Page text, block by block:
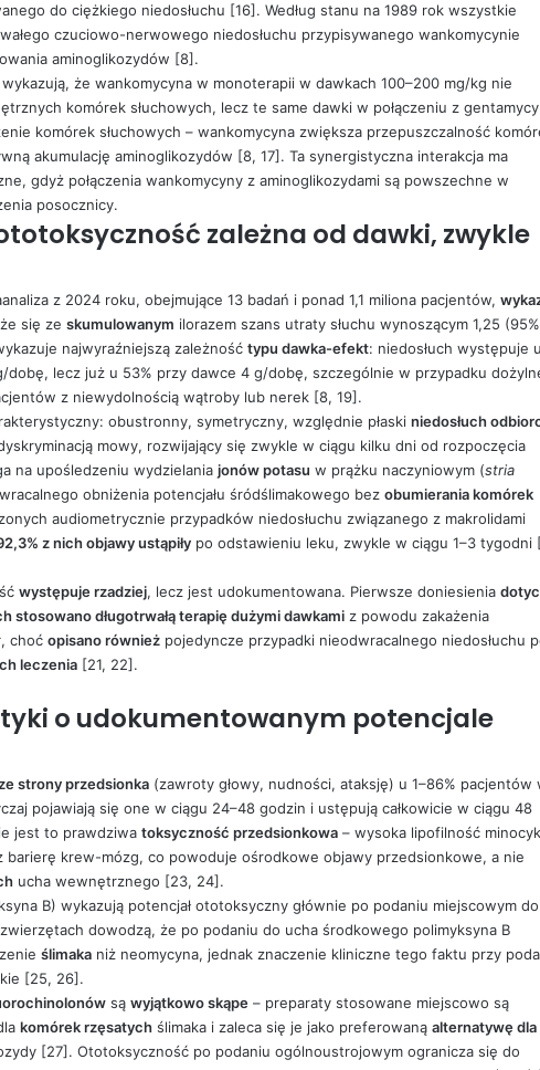
do ciężkiego niedosłuchu [16]. Według stanu na 1989 rok wszystkie
czuciowo-nerwowego niedosłuchu przypisywanego wankomycynie
aminoglikozydów [8].
że wankomycyna w monoterapii w dawkach 100–200 mg/kg nie
komórek słuchowych, lecz te same dawki w połączeniu z
komórek słuchowych – wankomycyna zwiększa przepuszczalność
akumulację aminoglikozydów [8, 17]. Ta synergistyczna interakcja ma
gdyż połączenia wankomycyny z aminoglikozydami są powszechne w
posocznicy.
zależna od dawki, zwykle
z 2024 roku, obejmujące 13 badań i ponad 1,1 miliona pacjentów,
się ze skumulowanym ilorazem szans utraty słuchu wynoszącym 1,25
najwyraźniejszą zależność typu dawka-efekt: niedosłuch występuje u
dobę, lecz już u 53% przy dawce 4 g/dobę, szczególnie w przypadku
z niewydolnością wątroby lub nerek [8, 19].
obustronny, symetryczny, względnie płaski niedosłuch
mowy, rozwijający się zwykle w ciągu kilku dni od rozpoczęcia
na upośledzeniu wydzielania jonów potasu w prążku naczyniowym (stria
obniżenia potencjału śródślimakowego bez obumierania komórek
audiometrycznie przypadków niedosłuchu związanego z makrolidami
z nich objawy ustąpiły po odstawieniu leku, zwykle w ciągu 1–3 tygodni
występuje rzadziej, lecz jest udokumentowana. Pierwsze doniesienia
stosowano długotrwałą terapię dużymi dawkami z powodu zakażenia
, choć opisano również pojedyncze przypadki nieodwracalnego niedosłuchu
leczenia [21, 22].
o udokumentowanym potencjale
strony przedsionka (zawroty głowy, nudności, ataksję) u 1–86% pacjentów
pojawiają się one w ciągu 24–48 godzin i ustępują całkowicie w ciągu 48
jest to prawdziwa toksyczność przedsionkowa – wysoka lipofilność
barierę krew-mózg, co powoduje ośrodkowe objawy przedsionkowe, a nie
ucha wewnętrznego [23, 24].
B) wykazują potencjał ototoksyczny głównie po podaniu miejscowym do
dowodzą, że po podaniu do ucha środkowego polimyksyna B
ślimaka niż neomycyna, jednak znaczenie kliniczne tego faktu przy
[25, 26].
są wyjątkowo skąpe – preparaty stosowane miejscowo są
komórek rzęsatych ślimaka i zaleca się je jako preferowaną alternatywę dla
[27]. Ototoksyczność po podaniu ogólnoustrojowym ogranicza się do